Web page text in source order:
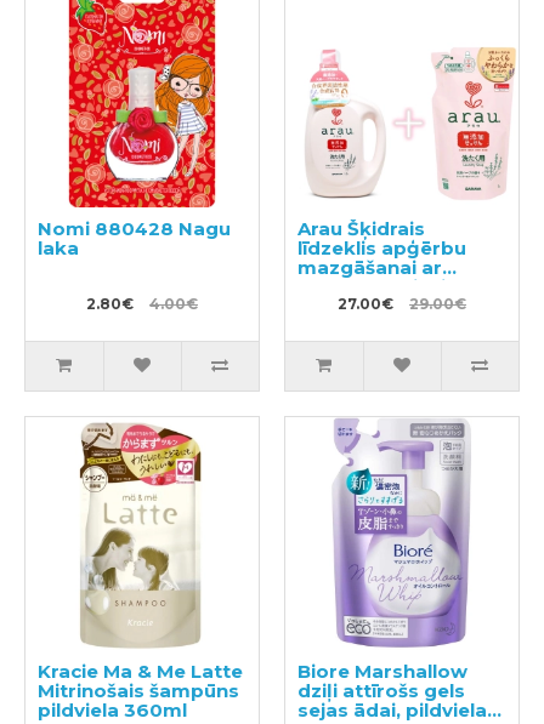
Nomi 880428 Nagu
laka
2.80€ 4.00€
Arau Šķidrais
līdzeklis apģērbu
mazgāšanai ar
sastāvam pievienoto
lavandas un
ekstraktu 1200ml +
pildviela 1000ml
27.00€ 29.00€
Kracie Ma & Me Latte
Mitrinošais šampūns
pildviela 360ml
Biore Marshallow
dziļi attīrošs gels
sejas ādai, pildviela